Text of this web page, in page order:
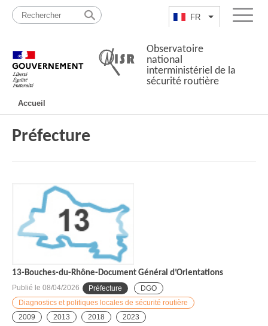
Passer
contenu
FR Lister lesMenu
Observatoire
national
interministériel de la
sécurité routière
principale
Accueil
Préfecture
13-Bouches-du-Rhône-Document Général d’Orientations
Publié le 08/04/2026 Préfecture
DGO
Diagnostics et politiques locales de sécurité routière
2009
2013 2018 2023